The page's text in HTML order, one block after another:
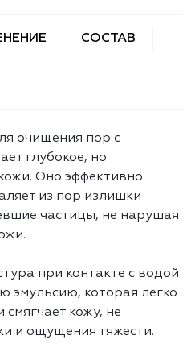
СОСТАВ
очищения пор с
глубокое, но
Оно эффективно
из пор излишки
частицы, не нарушая
при контакте с водой
эмульсию, которая легко
кожу, не
и ощущения тяжести.